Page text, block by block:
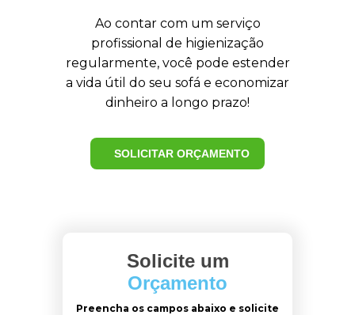
Ao contar com um serviço
profissional de higienização
regularmente, você pode estender
a vida útil do seu sofá e economizar
dinheiro a longo prazo!
SOLICITAR ORÇAMENTO
Solicite um
Orçamento
Preencha os campos abaixo e solicite